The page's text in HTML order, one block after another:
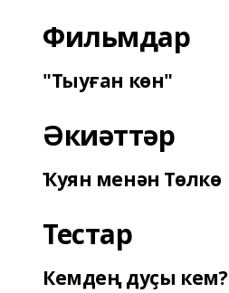
Фильмдар
"Тыуған көн"
Әкиәттәр
Ҡуян менән Төлкө
Тестар
Кемдең дуҫы кем?